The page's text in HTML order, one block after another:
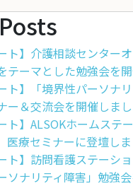
ト】介護相談センター
テーマとした勉強会を
ト】「境界性パーソナ
ー＆交流会を開催しま
ト】ALSOKホームステ
医療セミナーに登壇し
ト】訪問看護ステーシ
ソナリティ障害」勉強